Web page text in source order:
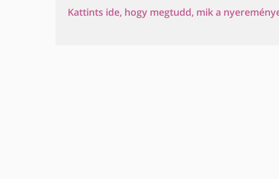
Kattints ide, hogy megtudd, mik a